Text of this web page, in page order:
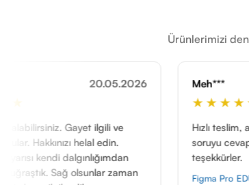
Ürünlerimizi
zaman
Meh***
Hızlı teslim, anında dönüş yapıyorlar
soruyu cevaplıyorlar, herşey için
teşekkürler.
Figma Pro EDU (Yeni Üyelik)